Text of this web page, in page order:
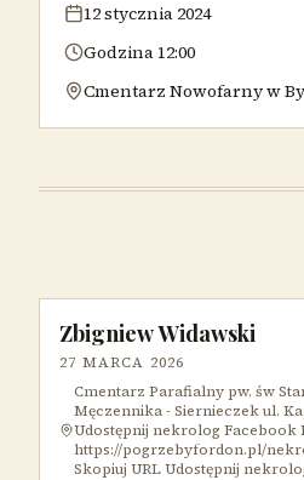
12 stycznia 2024
Godzina 12:00
Cmentarz Nowofarny w
Zbigniew Widawski
27 MARCA 2026
Cmentarz Parafialny pw. św
Męczennika - Siernieczek ul.
Udostępnij nekrolog Facebook
https://pogrzebyfordon.pl/
Skopiuj URL Udostępnij